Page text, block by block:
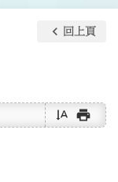
keyboard_arrow_left 回上頁
text_rotate_vertical print